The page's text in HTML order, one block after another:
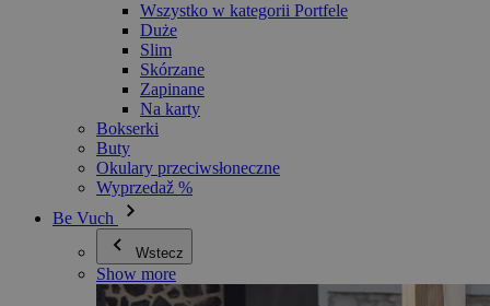
Wszystko w kategorii Portfele
Duże
Slim
Skórzane
Zapinane
Na karty
Bokserki
Buty
Okulary przeciwsłoneczne
Wyprzedaž %
Be Vuch
Wstecz
Show more